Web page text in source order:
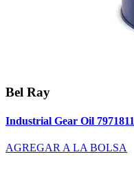
Bel Ray
Industrial Gear Oil 7971811
AGREGAR A LA BOLSA